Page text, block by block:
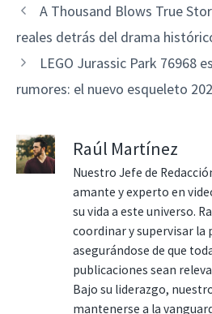
A Thousand Blows True
reales detrás del drama
LEGO Jurassic Park 76968
rumores: el nuevo esqueleto
Raúl Martínez
Nuestro Jefe de
amante y experto en
su vida a este universo.
coordinar y supervisar la
asegurándose de que
publicaciones sean
Bajo su liderazgo,
mantenerse a la